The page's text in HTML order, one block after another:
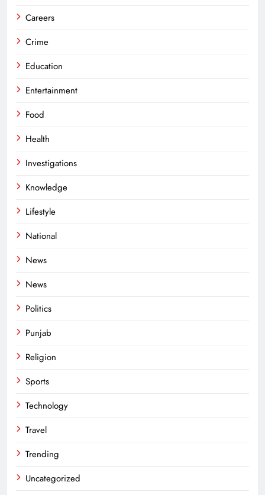
Careers
Crime
Education
Entertainment
Food
Health
Investigations
Knowledge
Lifestyle
National
News
News
Politics
Punjab
Religion
Sports
Technology
Travel
Trending
Uncategorized